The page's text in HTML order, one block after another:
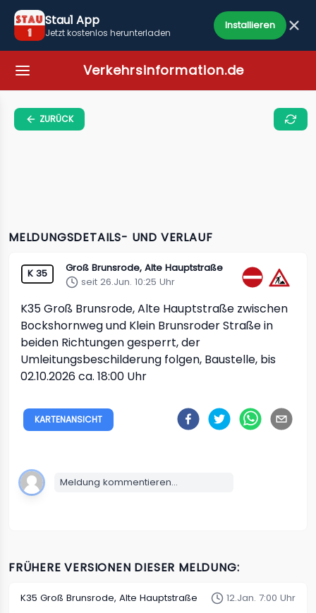
Stau1 App
Jetzt kostenlos herunterladen
Installieren
Verkehrsinformation.de
ZURÜCK
MELDUNGSDETAILS- UND VERLAUF
K 35
Groß Brunsrode, Alte Hauptstraße
seit 26.Jun. 10:25 Uhr
K35Groß Brunsrode, Alte Hauptstraße zwischen
Bockshornweg und Klein Brunsroder Straße in
beiden Richtungengesperrt, der
Umleitungsbeschilderung folgen, Baustelle, bis
02.10.2026 ca. 18:00 Uhr
KARTENANSICHT
Meldung kommentieren...
FRÜHERE VERSIONEN DIESER MELDUNG:
K35 Groß Brunsrode, Alte Hauptstraße
12.Jan. 7:00 Uhr